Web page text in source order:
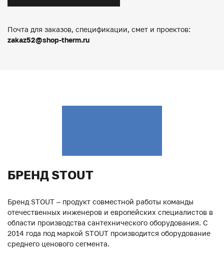
Почта для заказов, спецификации, смет и проектов:
zakaz52@shop-therm.ru
БРЕНД STOUT
Бренд STOUT – продукт совместной работы команды
отечественных инженеров и европейских специалистов в
области производства сантехнического оборудования. С
2014 года под маркой STOUT производится оборудование
среднего ценового сегмента.